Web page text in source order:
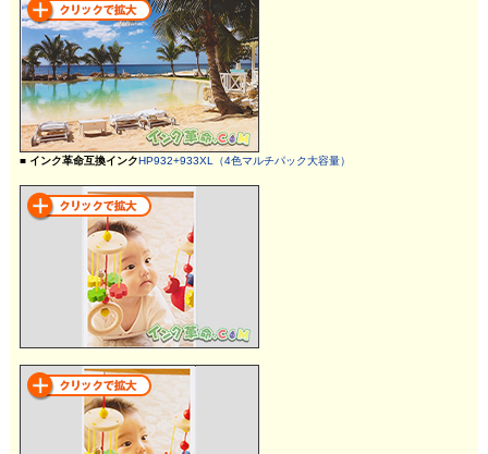
■ インク革命互換インクHP932+933XL（4色マルチパック大容量）